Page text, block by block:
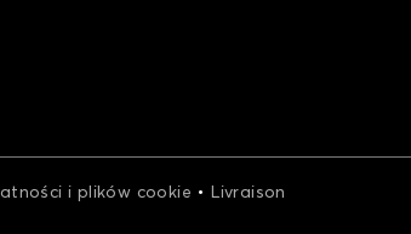
i plików cookie •Livraison